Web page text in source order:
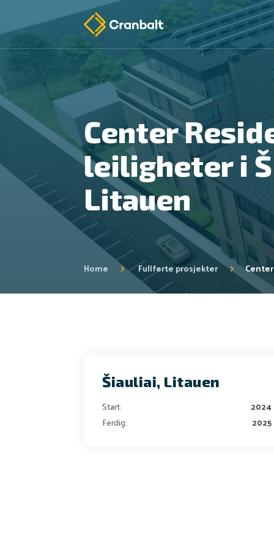
Center
leiligheter i
Litauen
Home Fullførte prosjekter
Šiauliai, Litauen
Start:
Ferdig:
2024
2025